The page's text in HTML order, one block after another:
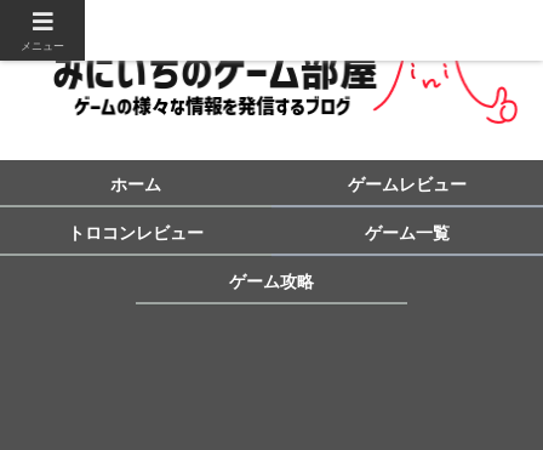
ホーム ゲームレビュー
トロコンレビュー ゲーム一覧
ゲーム攻略
メニュー